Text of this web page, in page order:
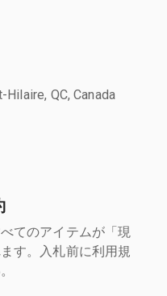
QC, Canada
てのアイテムが「現
す。入札前に利用規